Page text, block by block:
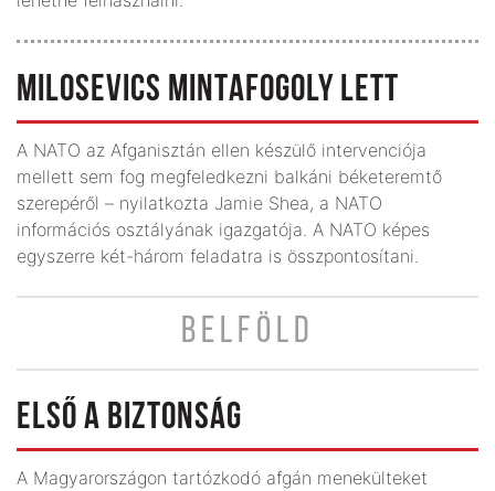
MILOSEVICS MINTAFOGOLY LETT
A NATO az Afganisztán ellen készülő intervenciója
mellett sem fog megfeledkezni balkáni béketeremtő
szerepéről – nyilatkozta Jamie Shea, a NATO
információs osztályának igazgatója. A NATO képes
egyszerre két-három feladatra is összpontosítani.
BELFÖLD
ELSŐ A BIZTONSÁG
A Magyarországon tartózkodó afgán menekülteket